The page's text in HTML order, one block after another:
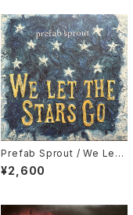
Prefab Sprout / We Let
The Stars Go
¥2,600